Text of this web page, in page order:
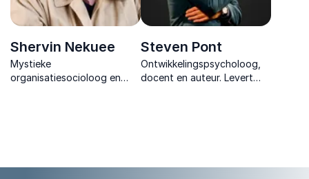
Shervin Nekuee
Mystieke
organisatiesocioloog en
Steven Pont
Ontwikkelingspsycholoog,
docent en auteur. Levert